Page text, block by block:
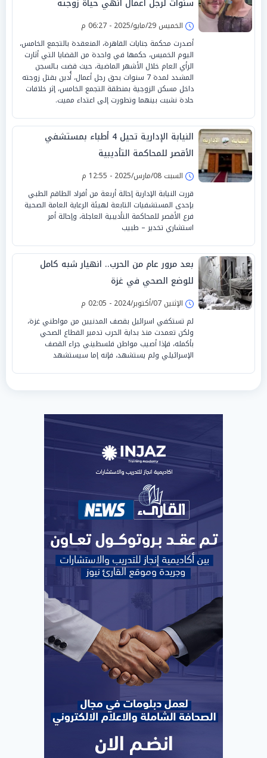
الخميس 29/مايو/2025 - 06:27 م
أصدرت محكمة جنايات القاهرة، المنعقدة بالتجمع الخامس،
اليوم الخميس، حكمها في واحدة من القضايا التي أثارت
الرأي العام خلال الأشهر الماضية، حيث قضت بـالسجن
المشدد لمدة 7 سنوات بحق رجل أعمال، أُدين بقتل زوجته
داخل مسكن الزوجية بمنطقة التجمع الخامس، إثر خلافات
حادة نشبت بينهما وتطورت إلى اعتداء مميت.
النيابة الإدارية تحيل 4 أطباء بمستشفي
الأقصر للمحاكمة التأديبية
السبت 08/مارس/2025 - 12:55 م
قررت النيابة الإدارية إحالة أربعة من أفراد الطاقم الطبي
بإحدى المستشفيات التابعة لهيئة الرعاية العامة الصحية
فرع الأقصر للمحاكمة التأديبية العاجلة، وإحالة أمر
استشاري تخدير – طبيب
بعد مرور عام من الحرب.. انهيار شبه كامل
للوضع الصحي في غزة
الإثنين 07/أكتوبر/2024 - 02:05 م
لم تستكفي اسرائيل بقصف المدنيين من مواطني غزة،
ولكن تعمدت منذ بداية الحرب تدمير القطاع الصحي
بأكمله، فإذا أصيب مواطن فلسطيني جراء القصف
الإسرائيلي ولم يستشهد، فإنه إما سيستشهد